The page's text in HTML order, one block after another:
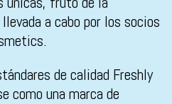
a cabo por los socios
de calidad Freshly
como una marca de